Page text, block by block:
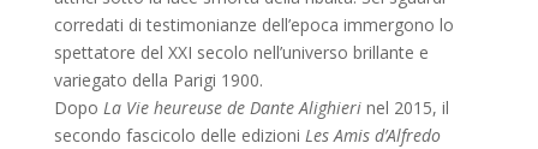
corredati di testimonianze dell’epoca immergono lo
spettatore del XXI secolo nell’universo brillante e
variegato della Parigi 1900.
Dopo La Vie heureuse de Dante Alighierinel 2015, il
secondo fascicolo delle edizioni Les Amis d’Alfredo